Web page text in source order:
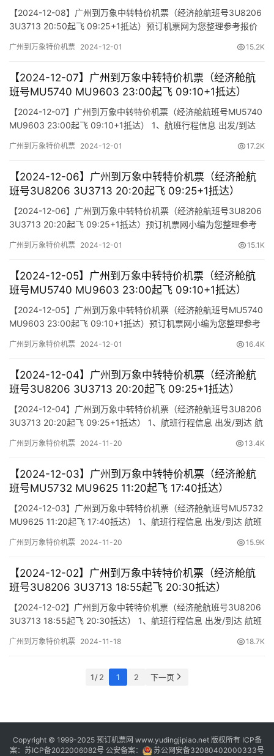
【2024-12-08】广州到万象中转特价机票（经济舱航班号3U8206
3U3713 20:50起飞 09:25+1抵达）预订机票网为您整理参考报价
认，请尽快通知我方操作占位，相关税费需以出票当天为准）
广州到万象特价机票 2024-12-01 15.2K
【2024-12-07】广州到万象中转特价机票（经济舱航
班号MU5740 MU9603 23:00起飞 09:10+1抵达）
【2024-12-07】广州到万象中转特价机票（经济舱航班号MU5740
MU9603 23:00起飞 09:10+1抵达） 1、航班行程信息 出发/到达
(Departure/Arrival) (Flight) (class) (Departure Time) (Arrival
广州到万象特价机票 2024-12-01 17.2K
【2024-12-06】广州到万象中转特价机票（经济舱航
班号3U8206 3U3713 20:20起飞 09:25+1抵达）
【2024-12-06】广州到万象中转特价机票（经济舱航班号3U8206
3U3713 20:20起飞 09:25+1抵达）预订机票网小编为您整理参考
程确认，请尽快通知我方操作占位，相关税费需以出票当天为准）
广州到万象特价机票 2024-12-01 15.1K
【2024-12-05】广州到万象中转特价机票（经济舱航
班号MU5740 MU9603 23:00起飞 09:10+1抵达）
【2024-12-05】广州到万象中转特价机票（经济舱航班号MU5740
MU9603 23:00起飞 09:10+1抵达）预订机票网小编为您整理参考
程确认，请尽快通知我方操作占位，相关税费需以出票当天为准）
广州到万象特价机票 2024-12-01 16.4K
【2024-12-04】广州到万象中转特价机票（经济舱航
班号3U8206 3U3713 20:20起飞 09:25+1抵达）
【2024-12-04】广州到万象中转特价机票（经济舱航班号3U8206
3U3713 20:20起飞 09:25+1抵达） 1、航班行程信息 出发/到达 航
(Flight) (class) (Departure Time) (Arrival Time) 出发…
广州到万象特价机票 2024-11-20 13.4K
【2024-12-03】广州到万象中转特价机票（经济舱航
班号MU5732 MU9625 11:20起飞 17:40抵达）
【2024-12-03】广州到万象中转特价机票（经济舱航班号MU5732
MU9625 11:20起飞 17:40抵达） 1、航班行程信息 出发/到达 航班
(Flight) (class) (Departure Time) (Arrival Time) 出发(T…
广州到万象特价机票 2024-11-20 15.9K
【2024-12-02】广州到万象中转特价机票（经济舱航
班号3U8206 3U3713 18:55起飞 20:30抵达）
【2024-12-02】广州到万象中转特价机票（经济舱航班号3U8206
3U3713 18:55起飞 20:30抵达） 1、航班行程信息 出发/到达 航班
(Flight) (class) (Departure Time) (Arrival Time) 出发(T…
广州到万象特价机票 2024-11-18 18.7K
1 / 2 1 2 下一页
Copyright © 1999-2025 预订机票网 www.yudingjipiao.net 版权所有 ICP备
案： 苏ICP备2022006082号 公安备案： 苏公网安备32080402000333号